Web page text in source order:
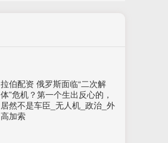
拉伯配资 俄罗斯面临“二次解
体”危机？第一个生出反心的，
居然不是车臣_无人机_政治_外
高加索